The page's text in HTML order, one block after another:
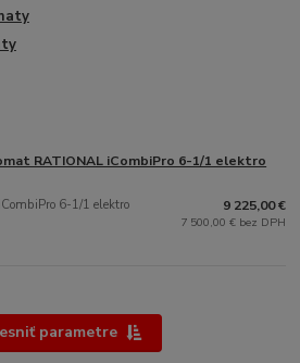
RATIONAL iCombiPro 6-1/1 elektro
6-1/1 elektro 9 225,00 €
7 500,00 € bez DPH
parametre